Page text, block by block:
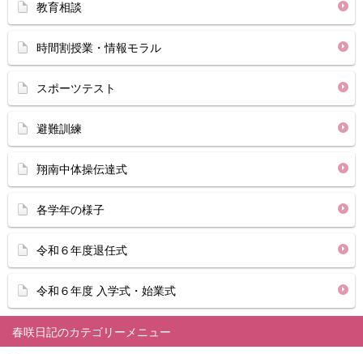
春咲日記
教育相談
時間割授業・情報モラル
スポーツテスト
避難訓練
翔南中体操伝達式
各学年の様子
令和６年度退任式
令和６年度 入学式・始業式